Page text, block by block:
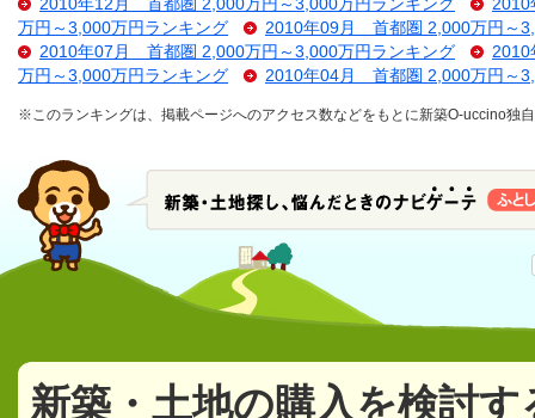
2010年12月 首都圏 2,000万円～3,000万円ランキング
2010
万円～3,000万円ランキング
2010年09月 首都圏 2,000万円～
2010年07月 首都圏 2,000万円～3,000万円ランキング
2010
万円～3,000万円ランキング
2010年04月 首都圏 2,000万円～
※このランキングは、掲載ページへのアクセス数などをもとに新築O-uccino独
新築・土地の購入を検討